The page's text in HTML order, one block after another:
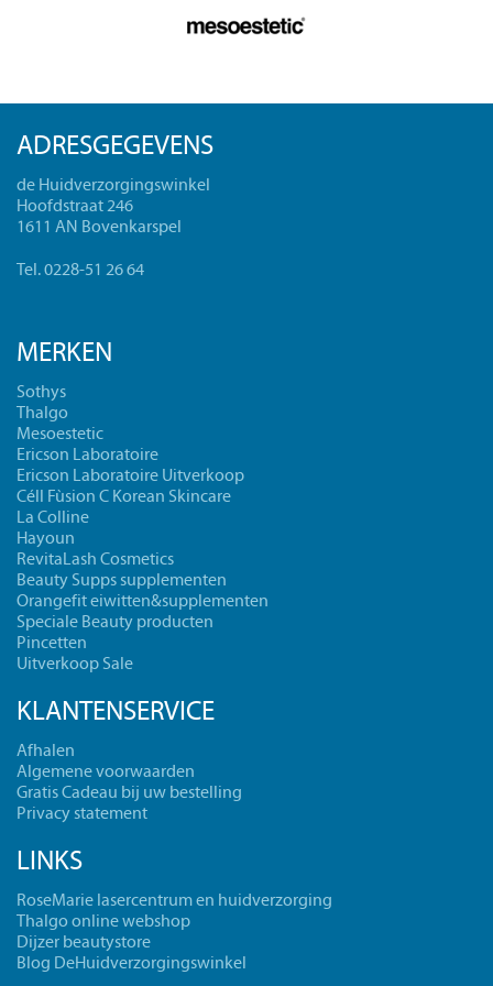
ADRESGEGEVENS
de Huidverzorgingswinkel
Hoofdstraat 246
1611 AN Bovenkarspel
Tel. 0228-51 26 64
MERKEN
Sothys
Thalgo
Mesoestetic
Ericson Laboratoire
Ericson Laboratoire Uitverkoop
Céll Fùsion C Korean Skincare
La Colline
Hayoun
RevitaLash Cosmetics
Beauty Supps supplementen
Orangefit eiwitten&supplementen
Speciale Beauty producten
Pincetten
Uitverkoop Sale
KLANTENSERVICE
Afhalen
Algemene voorwaarden
Gratis Cadeau bij uw bestelling
Privacy statement
LINKS
RoseMarie lasercentrum en huidverzorging
Thalgo online webshop
Dijzer beautystore
Blog DeHuidverzorgingswinkel